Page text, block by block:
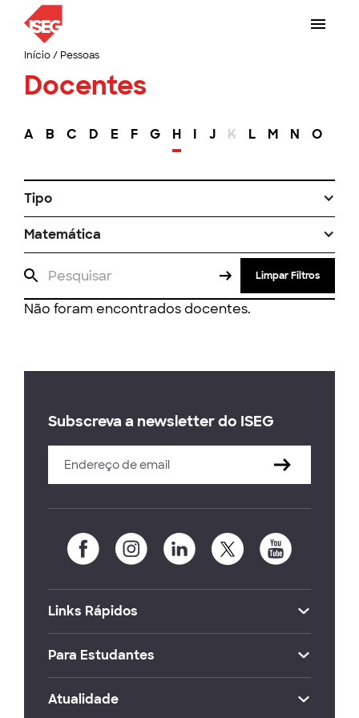
Início/ Pessoas
Docentes
A B C D E F G H I J K L M N O
Tipo
Matemática
Limpar Filtros
Não foram encontrados docentes.
Subscreva a newsletter do ISEG
Links Rápidos
Para Estudantes
Atualidade